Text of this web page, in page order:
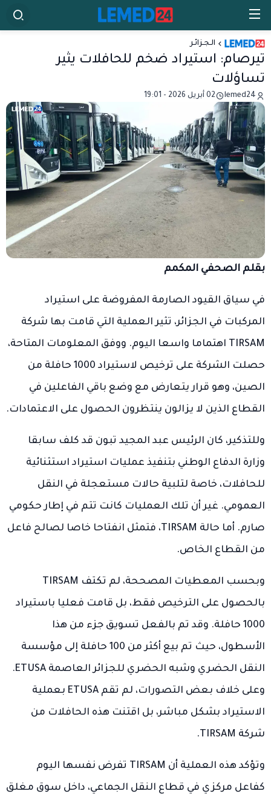
الـجـزائـر
تيرصام: استيراد ضخم للحافلات يثير
تساؤلات
lemed24 02 أبريل 2026 - 19:01
بقلم الصحفي المكمم
في سياق القيود الصارمة المفروضة على استيراد
المركبات في الجزائر، تثير العملية التي قامت بها شركة
TIRSAM اهتماما واسعا اليوم. ووفق المعلومات المتاحة،
حصلت الشركة على ترخيص لاستيراد 1000 حافلة من
الصين، وهو قرار يتعارض مع وضع باقي الفاعلين في
القطاع الذين لا يزالون ينتظرون الحصول على الاعتمادات.
وللتذكير، كان الرئيس عبد المجيد تبون قد كلف سابقا
وزارة الدفاع الوطني بتنفيذ عمليات استيراد استثنائية
للحافلات، خاصة لتلبية حالات مستعجلة في النقل
العمومي. غير أن تلك العمليات كانت تتم في إطار حكومي
صارم. أما حالة TIRSAM، فتمثل انفتاحا خاصا لصالح فاعل
من القطاع الخاص.
وبحسب المعطيات المصححة، لم تكتف TIRSAM
بالحصول على الترخيص فقط، بل قامت فعليا باستيراد
1000 حافلة. وقد تم بالفعل تسويق جزء من هذا
الأسطول، حيث تم بيع أكثر من 100 حافلة إلى مؤسسة
النقل الحضري وشبه الحضري للجزائر العاصمة ETUSA.
وعلى خلاف بعض التصورات، لم تقم ETUSA بعملية
الاستيراد بشكل مباشر، بل اقتنت هذه الحافلات من
شركة TIRSAM.
وتؤكد هذه العملية أن TIRSAM تفرض نفسها اليوم
كفاعل مركزي في قطاع النقل الجماعي، داخل سوق مغلق